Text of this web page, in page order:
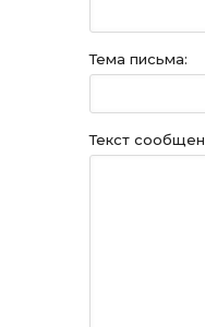
Тема письма:
Текст